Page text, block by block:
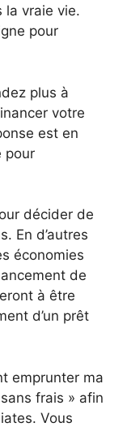
la vraie vie.
pour
plus à
votre
est en
pour
décider de
En d’autres
économies
de
à être
d’un prêt
emprunter ma
frais » afin
Vous